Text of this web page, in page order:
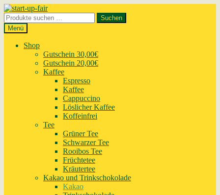
Zur
Navigation
springen
Zum
Inhalt
springen
Suchen
nach:
Suchen
Menü
Shop
Gutschein 30,00€
Gutschein 20,00€
Kaffee
Espresso
Kaffee
Cappuccino
Löslicher Kaffee
Koffeinfrei
Tee
Grüner Tee
Schwarzer Tee
Rooibos Tee
Früchtetee
Kräutertee
Kakao und Trinkschokolade
Kakao